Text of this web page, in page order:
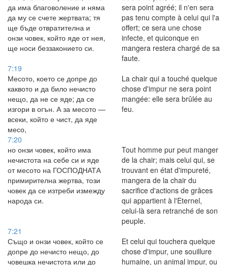
да има благоволение и няма
да му се счете жертвата; тя
ще бъде отвратителна и
онзи човек, който яде от нея,
ще носи беззаконието си.
sera point agréé; il n'en sera
pas tenu compte à celui qui l'a
offert; ce sera une chose
infecte, et quiconque en
mangera restera chargé de sa
faute.
7:19
Месото, което се допре до
каквото и да било нечисто
нещо, да не се яде; да се
изгори в огън. А за месото —
всеки, който е чист, да яде
месо,
La chair qui a touché quelque
chose d'impur ne sera point
mangée: elle sera brûlée au
feu.
7:20
но онзи човек, който има
нечистота на себе си и яде
от месото на ГОСПОДНАТА
примирителна жертва, този
човек да се изтреби измежду
народа си.
Tout homme pur peut manger
de la chair; mais celui qui, se
trouvant en état d'impureté,
mangera de la chair du
sacrifice d'actions de grâces
qui appartient à l'Eternel,
celui-là sera retranché de son
peuple.
7:21
Също и онзи човек, който се
допре до нечисто нещо, до
човешка нечистота или до
Et celui qui touchera quelque
chose d'impur, une souillure
humaine, un animal impur, ou